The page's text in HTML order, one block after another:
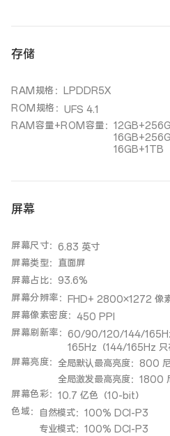
存储
RAM规格：
LPDDR5X
ROM规格： UFS 4.1
RAM容量+ROM容量：
16GB+1TB
屏幕
屏幕尺寸： 6.83 英寸
屏幕类型： 直面屏
屏幕占比： 93.6%
屏幕分辨率：
FHD+ 2800×1272 像
屏幕像素密度： 450 PPI
屏幕刷新率： 60/90/120/144/165Hz
165Hz（144/165Hz 只
屏幕亮度： 全局默认最高亮度：800
全局激发最高亮度：1800
屏幕色彩： 10.7 亿色（10-bit）
色域：
自然模式：100% DCI-P3
专业模式：100% DCI-P3